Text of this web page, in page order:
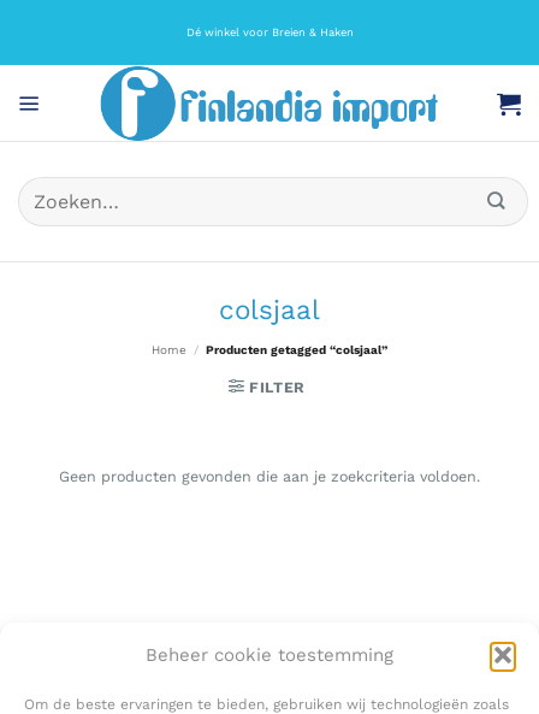
Beheer cookie toestemming
Om de beste ervaringen te bieden, gebruiken wij technologieën zoals
Dé winkel voor Breien & Haken
Zoeken
naar:
colsjaal
Home / Producten getagged “colsjaal”
FILTER
Geen producten gevonden die aan je zoekcriteria voldoen.